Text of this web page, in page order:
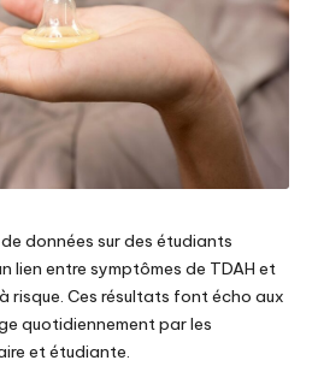
données sur des étudiants
lien entre symptômes de TDAH et
risque. Ces résultats font écho aux
quotidiennement par les
et étudiante.